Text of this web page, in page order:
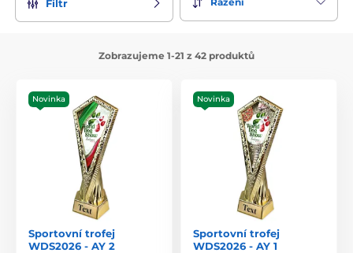
Filtr
Zobrazujeme 1-21 z 42 produktů
Novinka
Sportovní trofej
WDS2026 - AY 2
Novinka
Sportovní trofej
WDS2026 - AY 1